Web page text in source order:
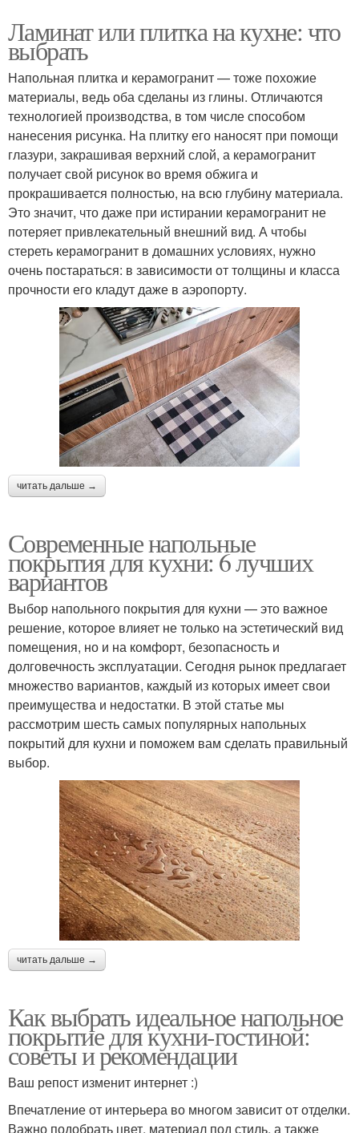
Ламинат или плитка на кухне: что
выбрать
Напольная плитка и керамогранит — тоже похожие
материалы, ведь оба сделаны из глины. Отличаются
технологией производства, в том числе способом
нанесения рисунка. На плитку его наносят при помощи
глазури, закрашивая верхний слой, а керамогранит
получает свой рисунок во время обжига и
прокрашивается полностью, на всю глубину материала.
Это значит, что даже при истирании керамогранит не
потеряет привлекательный внешний вид. А чтобы
стереть керамогранит в домашних условиях, нужно
очень постараться: в зависимости от толщины и класса
прочности его кладут даже в аэропорту.
читать дальше →
Современные напольные
покрытия для кухни: 6 лучших
вариантов
Выбор напольного покрытия для кухни — это важное
решение, которое влияет не только на эстетический вид
помещения, но и на комфорт, безопасность и
долговечность эксплуатации. Сегодня рынок предлагает
множество вариантов, каждый из которых имеет свои
преимущества и недостатки. В этой статье мы
рассмотрим шесть самых популярных напольных
покрытий для кухни и поможем вам сделать правильный
выбор.
читать дальше →
Как выбрать идеальное напольное
покрытие для кухни-гостиной:
советы и рекомендации
Ваш репост изменит интернет :)
Впечатление от интерьера во многом зависит от отделки.
Важно подобрать цвет, материал под стиль, а также